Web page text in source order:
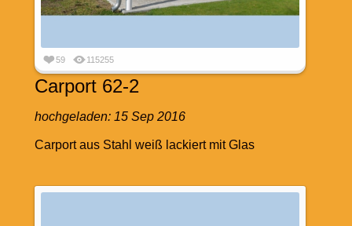
59 115255
Carport 62-2
hochgeladen: 15 Sep 2016
Carport aus Stahl weiß lackiert mit Glas